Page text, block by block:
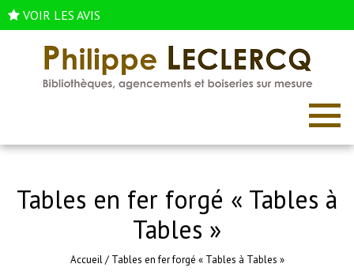
VOIR LES AVIS
Tables en fer forgé « Tables à
Tables »
Accueil/ Tables en fer forgé « Tables à Tables »